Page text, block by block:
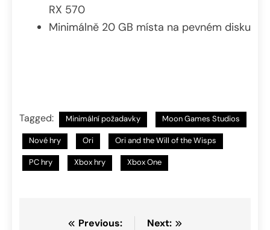
RX 570
Minimálně 20 GB místa na pevném disku
Tagged: Minimální požadavky Moon Games Studios
Nové hry Ori Ori and the Will of the Wisps
PC hry Xbox hry Xbox One
NavigacePrevious: Next: